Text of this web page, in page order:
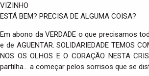
VIZINHO
ESTÁ BEM? PRECISA DE ALGUMA COISA?
Em abono da VERDADE o que precisamos
e de AGUENTAR. SOLIDARIEDADE TEMOS
NOS OS OLHOS E O CORAÇÃO NESTA
partilha… a começar pelos sorrisos que se